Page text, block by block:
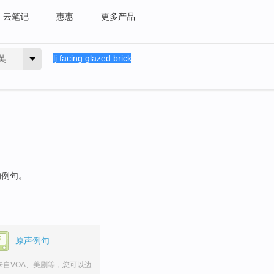
云笔记 惠惠 更多产品
句。
原声例句
自VOA、美剧等，您可以边